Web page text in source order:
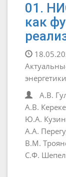
01.
как
энергетики
А.В.
А.В.
Ю.А.
А.А.
В.М.
С.Ф.